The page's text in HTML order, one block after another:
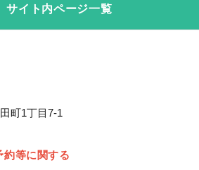
サイト内ページ一覧
町1丁目7-1
約等に関する